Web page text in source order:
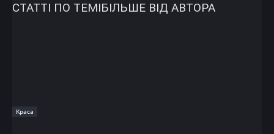
СТАТТІ ПО ТЕМІБІЛЬШЕ ВІД АВТОРА
Краса